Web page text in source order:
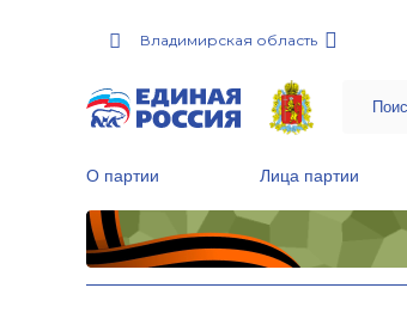
Владимирская область
О партии Лица партии